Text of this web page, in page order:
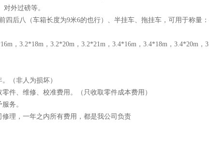
外过磅等。
四后八（车箱长度为9米6的也行）、半挂车、拖挂车，可用于称量
，3.2*18m，3.2*20m，3.2*21m，3.4*16m，3.4*18m，3.4*20m，
（非人为损坏）
件、维修、校准费用。（只收取零件成本费用）
务。
理，一年之内所有费用，都是我公司负责